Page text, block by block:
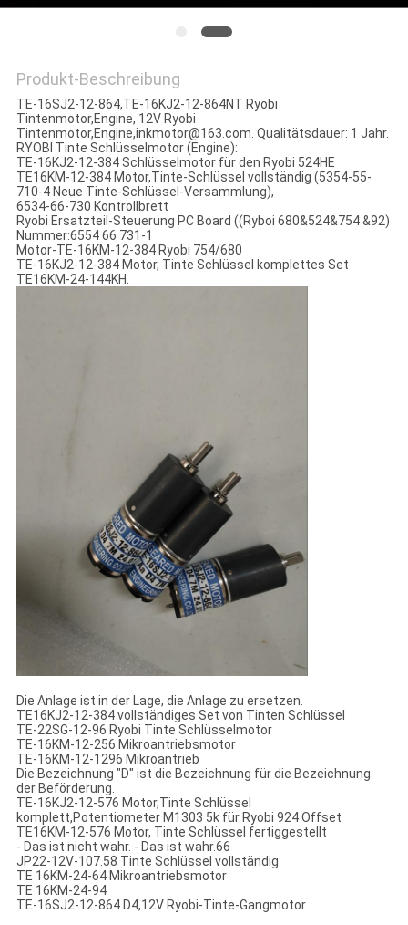
Produkt-Beschreibung
TE-16SJ2-12-864,TE-16KJ2-12-864NT Ryobi
Tintenmotor,Engine, 12V Ryobi
Tintenmotor,Engine,inkmotor@163.com. Qualitätsdauer: 1 Jahr.
RYOBI Tinte Schlüsselmotor (Engine):
TE-16KJ2-12-384 Schlüsselmotor für den Ryobi 524HE
TE16KM-12-384 Motor,Tinte-Schlüssel vollständig (5354-55-
710-4 Neue Tinte-Schlüssel-Versammlung),
6534-66-730 Kontrollbrett
Ryobi Ersatzteil-Steuerung PC Board ((Ryboi 680&524&754 &92)
Nummer:6554 66 731-1
Motor-TE-16KM-12-384 Ryobi 754/680
TE-16KJ2-12-384 Motor, Tinte Schlüssel komplettes Set
TE16KM-24-144KH.
Die Anlage ist in der Lage, die Anlage zu ersetzen.
TE16KJ2-12-384 vollständiges Set von Tinten Schlüssel
TE-22SG-12-96 Ryobi Tinte Schlüsselmotor
TE-16KM-12-256 Mikroantriebsmotor
TE-16KM-12-1296 Mikroantrieb
Die Bezeichnung "D" ist die Bezeichnung für die Bezeichnung
der Beförderung.
TE-16KJ2-12-576 Motor,Tinte Schlüssel
komplett,Potentiometer M1303 5k für Ryobi 924 Offset
TE16KM-12-576 Motor, Tinte Schlüssel fertiggestellt
- Das ist nicht wahr. - Das ist wahr.66
JP22-12V-107.58 Tinte Schlüssel vollständig
TE 16KM-24-64 Mikroantriebsmotor
TE 16KM-24-94
TE-16SJ2-12-864 D4,12V Ryobi-Tinte-Gangmotor.